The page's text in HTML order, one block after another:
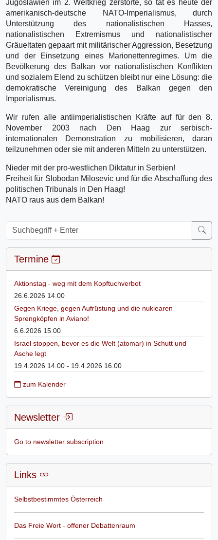
Jugoslawien im 2. Weltkrieg zerstörte, so tat es heute der
amerikanisch-deutsche NATO-Imperialismus, durch
Unterstützung des nationalistischen Hasses,
nationalistischen Extremismus und nationalistischer
Gräueltaten gepaart mit militärischer Aggression, Besetzung
und der Einsetzung eines Marionettenregimes. Um die
Bevölkerung des Balkan vor nationalistischen Konflikten
und sozialem Elend zu schützen bleibt nur eine Lösung: die
demokratische Vereinigung des Balkan gegen den
Imperialismus.
Wir rufen alle antiimperialistischen Kräfte auf für den 8.
November 2003 nach Den Haag zur serbisch-
internationalen Demonstration zu mobilisieren, daran
teilzunehmen oder sie mit anderen Mitteln zu unterstützen.
Nieder mit der pro-westlichen Diktatur in Serbien!
Freiheit für Slobodan Milosevic und für die Abschaffung des
politischen Tribunals in Den Haag!
NATO raus aus dem Balkan!
Termine
Aktionstag - weg mit dem Kopftuchverbot
26.6.2026 14:00
Gegen Kriege, gegen Aufrüstung und die nuklearen
Sprengköpfen in Aviano!
6.6.2026 15:00
Israel stoppen, bevor es die Welt (atomar) in Schutt und
Asche legt
19.4.2026 14:00 - 19.4.2026 16:00
zum Kalender
Newsletter
Go to newsletter subscription
Links
Selbstbestimmtes Österreich
Das Freie Wort - offener Debattenraum